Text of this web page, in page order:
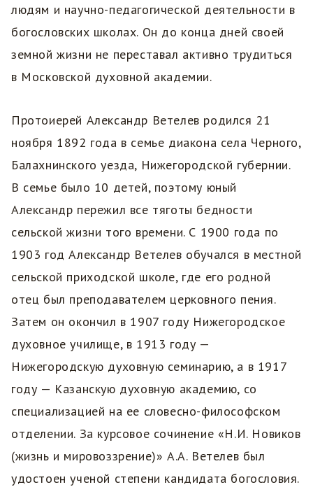
людям и научно-педагогической деятельности в
богословских школах. Он до конца дней своей
земной жизни не переставал активно трудиться
в Московской духовной академии.
Протоиерей Александр Ветелев родился 21
ноября 1892 года в семье диакона села Черного,
Балахнинского уезда, Нижегородской губернии.
В семье было 10 детей, поэтому юный
Александр пережил все тяготы бедности
сельской жизни того времени. С 1900 года по
1903 год Александр Ветелев обучался в местной
сельской приходской школе, где его родной
отец был преподавателем церковного пения.
Затем он окончил в 1907 году Нижегородское
духовное училище, в 1913 году —
Нижегородскую духовную семинарию, а в 1917
году — Казанскую духовную академию, со
специализацией на ее словесно-философском
отделении. За курсовое сочинение «Н.И. Новиков
(жизнь и мировоззрение)» А.А. Ветелев был
удостоен ученой степени кандидата богословия.